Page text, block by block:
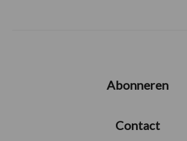
Abonneren
Contact